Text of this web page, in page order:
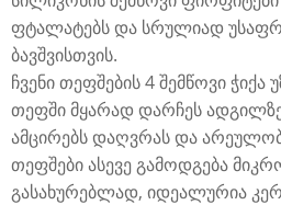
ფტალატებს და სრულიად
ბავშვისთვის.
ჩვენი თეფშების 4 შემწოვი
თეფში მყარად დარჩეს
ამცირებს დაღვრას და
თეფშები ასევე გამოდგება
გასახურებლად, იდეალურია